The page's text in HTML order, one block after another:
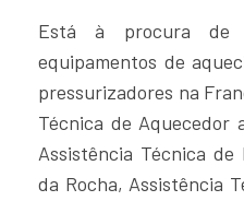
Está à procura de
equipamentos de
pressurizadores na
Técnica de Aquecedor
Assistência Técnica de
da Rocha, Assistência